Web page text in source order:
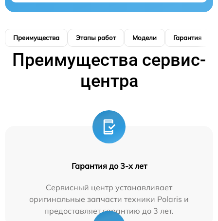
Преимущества Этапы работ Модели Гарантия
Преимущества сервис-
центра
Гарантия до 3-х лет
Сервисный центр устанавливает
оригинальные запчасти техники Polaris и
предоставляет гарантию до 3 лет.